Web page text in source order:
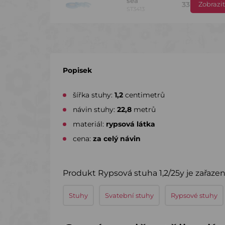
33 Kčs
modrá tmavá
láhvová
ST3408
Popisek
šířka stuhy: 1,2 centimetrů
návin stuhy: 22,8 metrů
materiál: rypsová látka
cena: za celý návin
Produkt Rypsová stuha 1,2/25y je
Stuhy Svatební stuhy Rypsové stuhy